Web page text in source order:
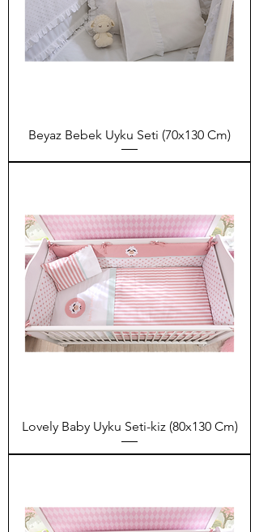
Beyaz Bebek Uyku Seti (70x130 Cm)
Lovely Baby Uyku Seti-kiz (80x130 Cm)